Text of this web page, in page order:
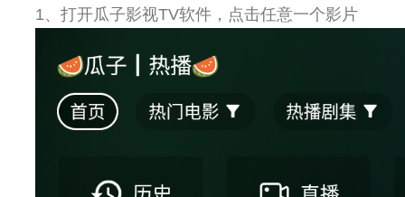
1、打开瓜子影视TV软件，点击任意一个影片